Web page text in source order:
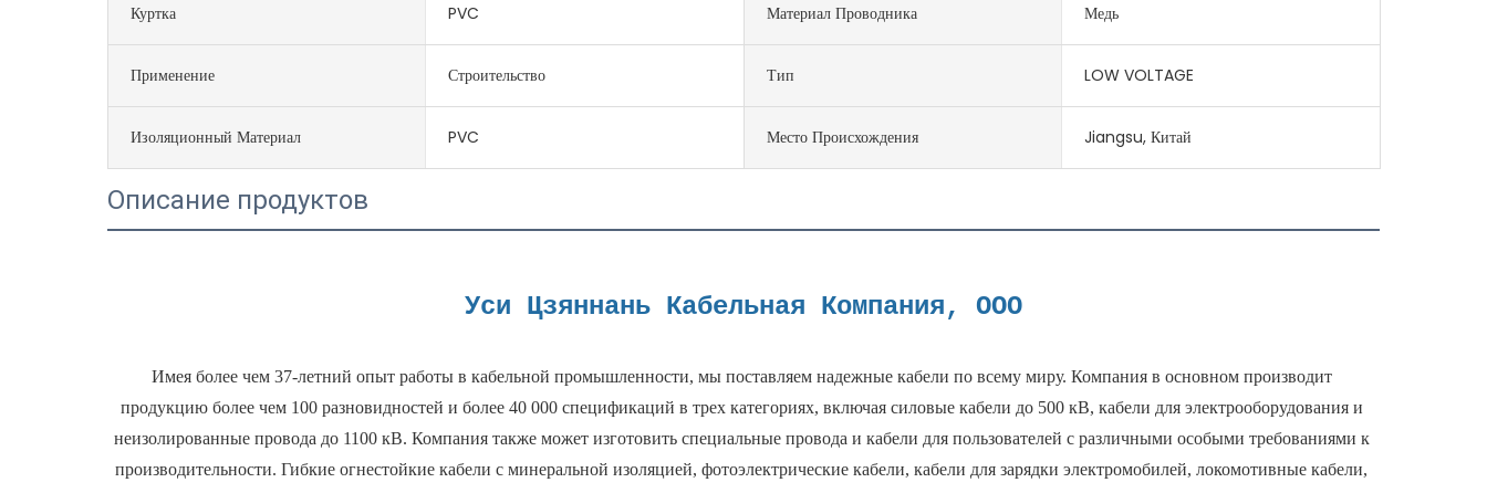
Куртка PVC Материал Проводника Медь
Применение Строительство Тип LOW VOLTAGE
Изоляционный Материал PVC Место Происхождения Jiangsu, Китай
Описание продуктов
Имея более чем 37-летний опыт работы в кабельной промышленности, мы поставляем надежные кабели по всему миру. Компания в основном производит
продукцию более чем 100 разновидностей и более 40 000 спецификаций в трех категориях, включая силовые кабели до 500 кВ, кабели для электрооборудования и
неизолированные провода до 1100 кВ. Компания также может изготовить специальные провода и кабели для пользователей с различными особыми требованиями к
производительности. Гибкие огнестойкие кабели с минеральной изоляцией, фотоэлектрические кабели, кабели для зарядки электромобилей, локомотивные кабели,